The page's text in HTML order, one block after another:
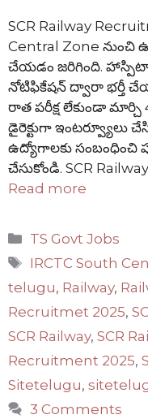
SCR Railway
Central Zone నుంచి
చేయడం జరిగింది.
నోటిఫికేషన్ ద్వారా భర్తీ
రాత పరీక్ష లేకుండా మార్చి
డైరెక్టుగా ఇంటర్వ్యూలు
ఉద్యోగాలకు సంబంధించి
చేసుకోండి. SCR
Read more
Categories
TS Govt Jobs
Tags
IRCTC South
telugu, Railway,
Recruitmet 2025,
SCR Railway, SCR
Recruitment 2025,
Sitetelugu,
3 Comments